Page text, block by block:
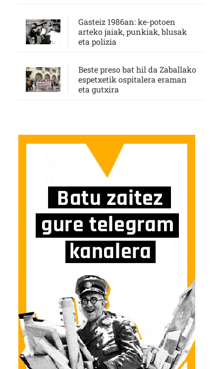
Gasteiz 1986an: ke-potoen
arteko jaiak, punkiak, blusak
eta polizia
Beste preso bat hil da Zaballako
espetxetik ospitalera eraman
eta gutxira